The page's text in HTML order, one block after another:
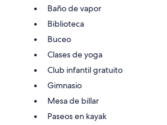
Baño de vapor
Biblioteca
Buceo
Clases de yoga
Club infantil gratuito
Gimnasio
Mesa de billar
Paseos en kayak